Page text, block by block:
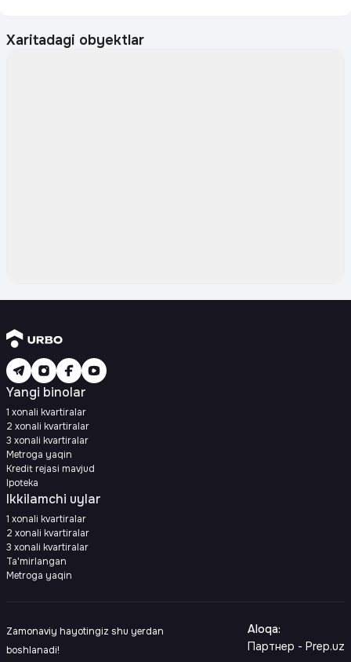
Xaritadagi obyektlar
Yangi binolar
1 xonali kvartiralar
2 xonali kvartiralar
3 xonali kvartiralar
Metroga yaqin
Kredit rejasi mavjud
Ipoteka
Ikkilamchi uylar
1 xonali kvartiralar
2 xonali kvartiralar
3 xonali kvartiralar
Ta'mirlangan
Metroga yaqin
Zamonaviy hayotingiz shu yerdan
boshlanadi!
Aloqa:
Партнер - Prep.uz